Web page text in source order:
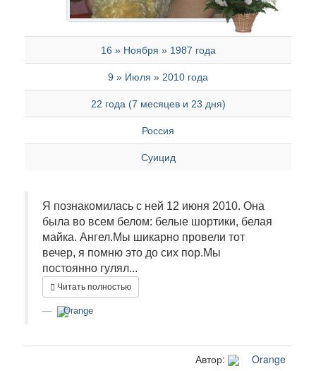
16 » Ноября » 1987 года
9 » Июля » 2010 года
22 года (7 месяцев и 23 дня)
Россия
Суицид
Я познакомилась с ней 12 июня 2010. Она
была во всем белом: белые шортики, белая
майка. Ангел.Мы шикарно провели тот
вечер, я помню это до сих пор.Мы
постоянно гулял...
Читать полностью
Orange
Автор: Orange